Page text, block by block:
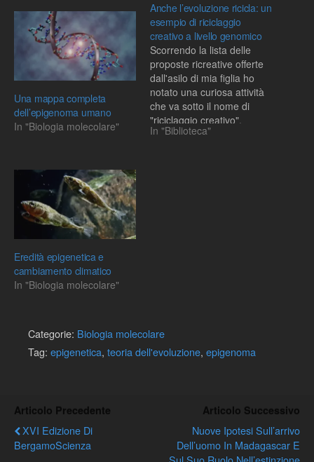
Una mappa completa
dell’epigenoma umano
In "Biologia molecolare"
Anche l’evoluzione ricicla: un
esempio di riciclaggio
creativo a livello genomico
Scorrendo la lista delle
proposte ricreative offerte
dall'asilo di mia figlia ho
notato una curiosa attività
che va sotto il nome di
"riciclaggio creativo".
Questa attività consiste nel
In "Biblioteca"
Eredità epigenetica e
cambiamento climatico
In "Biologia molecolare"
Categorie: Biologia molecolare
Tag: epigenetica, teoria dell'evoluzione, epigenoma
Articolo Precedente
XVI Edizione Di
BergamoScienza
Articolo Successivo
Nuove Ipotesi Sull’arrivo
Dell’uomo In Madagascar E